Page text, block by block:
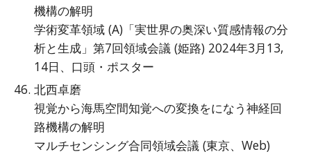
機構の解明
学術変革領域 (A)「実世界の奥深い質感情報の分
析と生成」第7回領域会議 (姫路) 2024年3月13,
14日、口頭・ポスター
北西卓磨
視覚から海馬空間知覚への変換をになう神経回
路機構の解明
マルチセンシング合同領域会議 (東京、Web)